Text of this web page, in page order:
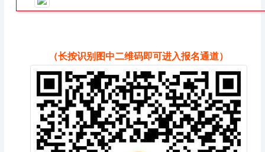
（长按识别图中二维码即可进入报名通道）